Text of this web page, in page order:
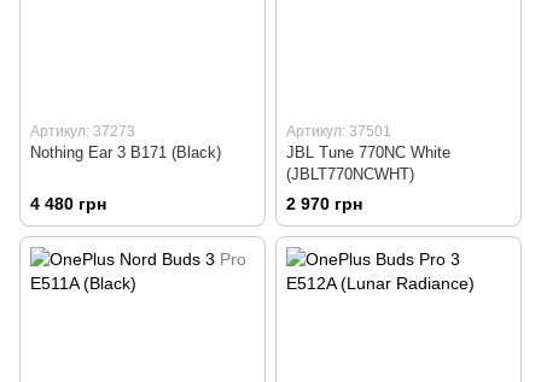
Артикул: 37273
Nothing Ear 3 B171 (Black)
4 480 грн
Артикул: 37501
JBL Tune 770NC White
(JBLT770NCWHT)
2 970 грн